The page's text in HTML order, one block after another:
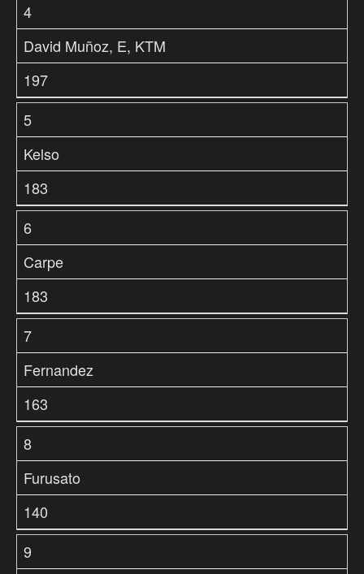
4
David Muñoz, E, KTM
197
5
Kelso
183
6
Carpe
183
7
Fernandez
163
8
Furusato
140
9